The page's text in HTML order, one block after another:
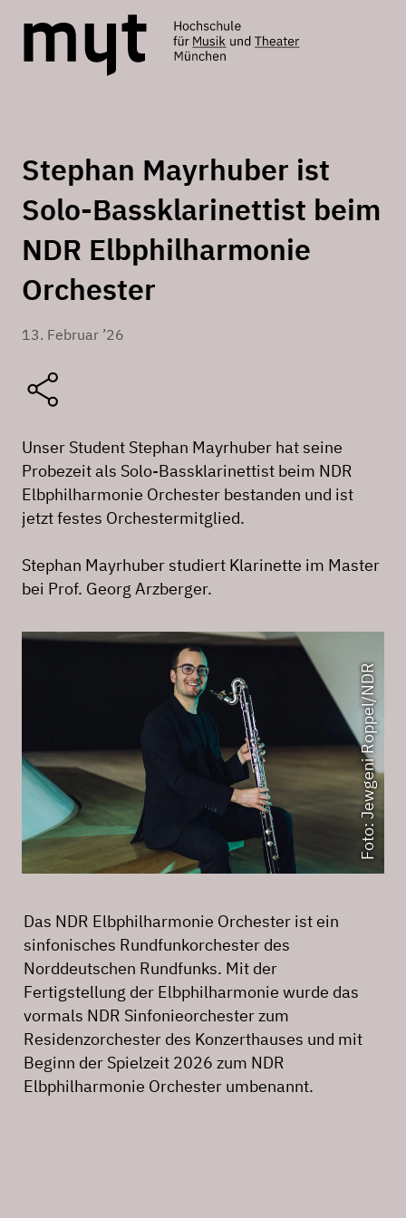
Stephan Mayrhuber ist
Solo-Bassklarinettist beim
NDR Elbphilharmonie
Orchester
13. Februar ’26
Unser Student Stephan Mayrhuber hat seine
Probezeit als Solo-Bassklarinettist beim NDR
Elbphilharmonie Orchester bestanden und ist
jetzt festes Orchestermitglied.
Stephan Mayrhuber studiert Klarinette im Master
bei Prof. Georg Arzberger.
Foto: Jewgeni Roppel/NDR
Das NDR Elbphilharmonie Orchester ist ein
sinfonisches Rundfunkorchester des
Norddeutschen Rundfunks. Mit der
Fertigstellung der Elbphilharmonie wurde das
vormals NDR Sinfonieorchester zum
Residenzorchester des Konzerthauses und mit
Beginn der Spielzeit 2026 zum NDR
Elbphilharmonie Orchester umbenannt.